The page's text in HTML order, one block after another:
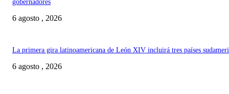
gobernadores
6 agosto , 2026
La primera gira latinoamericana de León XIV incluirá tres países
6 agosto , 2026